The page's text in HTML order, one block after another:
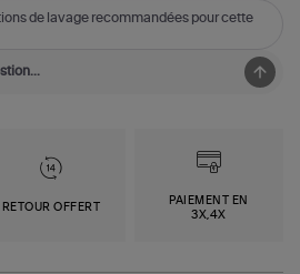
de lavage recommandées pour cette
RETOUR OFFERT
PAIEMENT EN
3X,4X